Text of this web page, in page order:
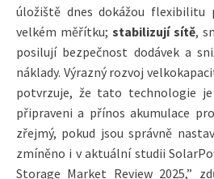
úložiště dnes dokážou flexibilitu
velkém měřítku; stabilizují sítě,
posilují bezpečnost dodávek a
náklady. Výrazný rozvoj
potvrzuje, že tato technologie
připraveni a přínos akumulace
zřejmý, pokud jsou správně
zmíněno i v aktuální studii
Storage Market Review 2025,”